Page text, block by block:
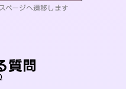
ページへ遷移します
質問